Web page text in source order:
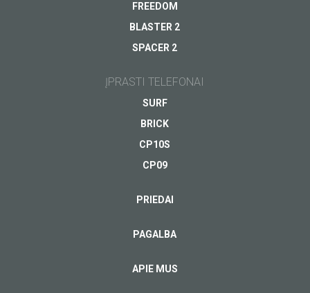
Jūsų el.pašto adresas*
FREEDOM
BLASTER 2
SPACER 2
ĮPRASTI TELEFONAI
SURF
BRICK
CP10S
CP09
PRIEDAI
PAGALBA
APIE MUS